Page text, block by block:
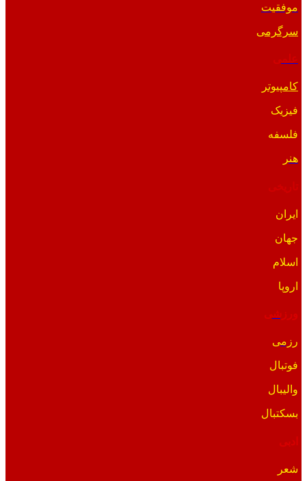
موفقیت
سرگرمی
کامپیوتر
فیزیک
فلسفه
هنر
ایران
جهان
اسلام
اروپا
ورزشی
رزمی
فوتبال
والیبال
بسکتبال
ادبی
شعر